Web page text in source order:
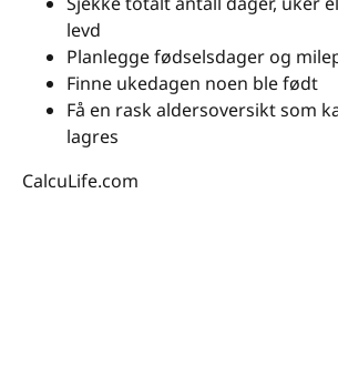
levd
Planlegge fødselsdager og
Finne ukedagen noen ble født
Få en rask aldersoversikt som
lagres
CalcuLife.com